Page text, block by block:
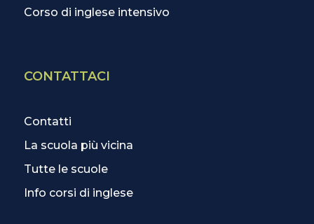
Corso di inglese intensivo
CONTATTACI
Contatti
La scuola più vicina
Tutte le scuole
Info corsi di inglese